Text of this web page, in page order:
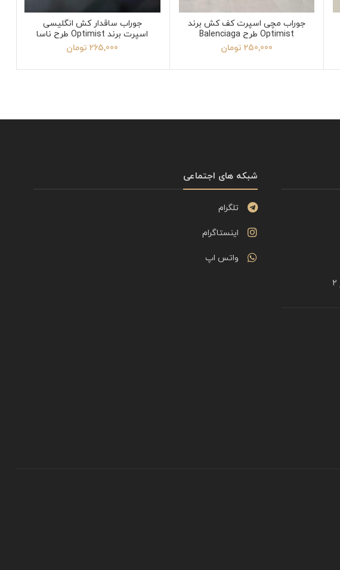
جوراب مچی اسپرت کف کش برند
Optimist طرح Balenciaga
250,000 تومان
جوراب ساقدار کش انگلیسی
اسپرت برند Optimist طرح ناسا
265,000 تومان
شبکه های اجتماعی
تلگرام
اینستاگرام
واتس اپ